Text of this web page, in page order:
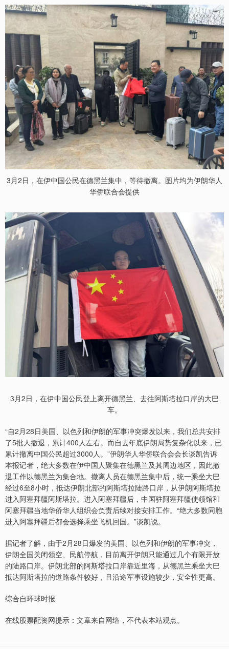
3月2日，在伊中国公民在德黑兰集中，等待撤离。图片均为伊朗华人
华侨联合会提供
3月2日，在伊中国公民登上离开德黑兰、去往阿斯塔拉口岸的大巴
车。
“自2月28日美国、以色列和伊朗的军事冲突爆发以来，我们总共安排
了5批人撤退，累计400人左右。而自去年底伊朗局势复杂化以来，已
累计撤离中国公民超过3000人。”伊朗华人华侨联合会会长谈凯告诉
本报记者，绝大多数在伊中国人聚集在德黑兰及其周边地区，因此撤
退工作以德黑兰为集合地。撤离人员在德黑兰集中后，统一乘坐大巴
经过6至8小时，抵达伊朗北部的阿斯塔拉陆路口岸，从伊朗阿斯塔拉
进入阿塞拜疆阿斯塔拉。进入阿塞拜疆后，中国驻阿塞拜疆使领馆和
阿塞拜疆当地华侨华人组织会负责后续对接安排工作。“绝大多数同胞
进入阿塞拜疆后都会选择乘坐飞机回国。”谈凯说。
据记者了解，由于2月28日爆发的美国、以色列和伊朗的军事冲突，
伊朗全国关闭领空、民航停航，目前离开伊朗只能通过几个有限开放
的陆路口岸。伊朗北部的阿斯塔拉口岸靠近里海，从德黑兰乘坐大巴
抵达阿斯塔拉的道路条件较好，且沿途军事设施较少，安全性更高。
综合自环球时报
在线股票配资网提示：文章来自网络，不代表本站观点。